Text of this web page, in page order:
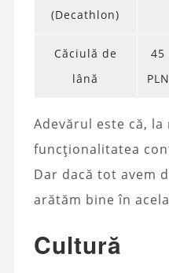
(Decathlon)
Căciulă de
lână
45
PLN
Adevărul este că, la
funcționalitatea
Dar dacă tot avem
arătăm bine în
Cultură